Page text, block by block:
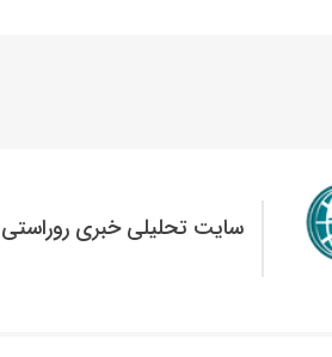
سایت تحلیلی خبری روراستی